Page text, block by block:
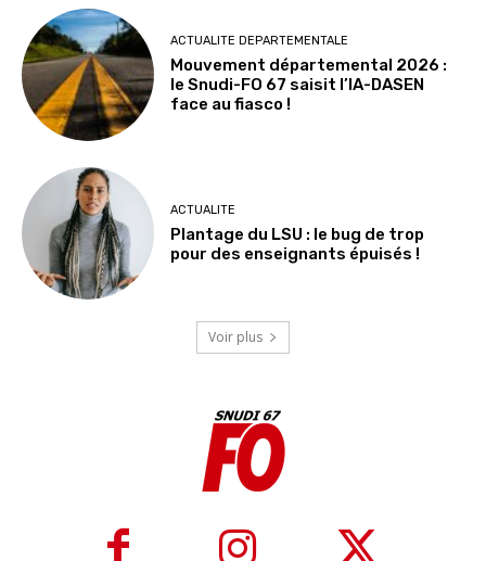
ACTUALITE DEPARTEMENTALE
Mouvement départemental 2026 :
le Snudi-FO 67 saisit l’IA-DASEN
face au fiasco !
ACTUALITE
Plantage du LSU : le bug de trop
pour des enseignants épuisés !
Voir plus